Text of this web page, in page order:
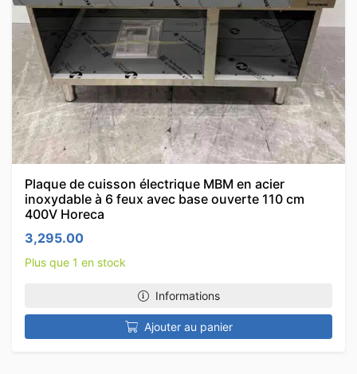
Plaque de cuisson électrique MBM en acier
inoxydable à 6 feux avec base ouverte 110 cm
400V Horeca
3,295.00
Plus que 1 en stock
Informations
Ajouter au panier